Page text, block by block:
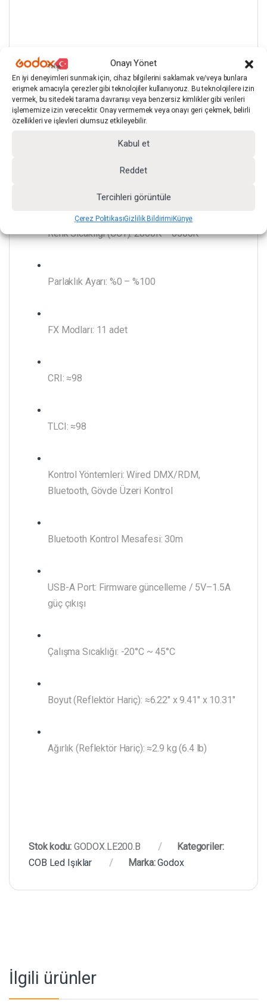
Onayı Yönet
En iyi deneyimleri sunmak için, cihaz bilgilerini saklamak ve/veya bunlara
erişmek amacıyla çerezler gibi teknolojiler kullanıyoruz. Bu teknolojilere izin
vermek, bu sitedeki tarama davranışı veya benzersiz kimlikler gibi verileri
işlememize izin verecektir. Onay vermemek veya onayı geri çekmek, belirli
özellikleri ve işlevleri olumsuz etkileyebilir.
Kabul et
Reddet
Tercihleri görüntüle
Çerez PolitikasıGizlilik BildirimiKünye
Model: Godox LE200Bi
Renk Sıcaklığı (CCT): 2800K – 6500K
Parlaklık Ayarı: %0 – %100
FX Modları: 11 adet
CRI: ≈98
TLCI: ≈98
Kontrol Yöntemleri: Wired DMX/RDM,
Bluetooth, Gövde Üzeri Kontrol
Bluetooth Kontrol Mesafesi: 30m
USB-A Port: Firmware güncelleme / 5V–1.5A
güç çıkışı
Çalışma Sıcaklığı: -20°C ~ 45°C
Boyut (Reflektör Hariç): ≈6.22″ x 9.41″ x 10.31″
Ağırlık (Reflektör Hariç): ≈2.9 kg (6.4 lb)
Stok kodu: GODOX.LE200.B
Kategoriler:
COB Led Işıklar
Marka:Godox
İlgili ürünler